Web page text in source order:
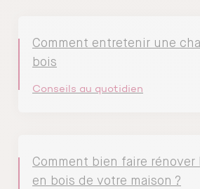
Comment entretenir une
bois
Conseils au quotidien
Comment bien faire rénover
en bois de votre maison ?